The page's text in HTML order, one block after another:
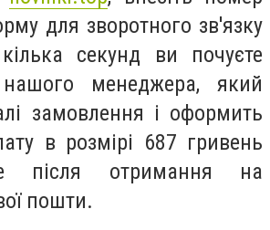
для зворотного зв'язку
секунд ви почуєте
менеджера, який
замовлення і оформить
в розмірі 687 гривень
після отримання на
пошти.